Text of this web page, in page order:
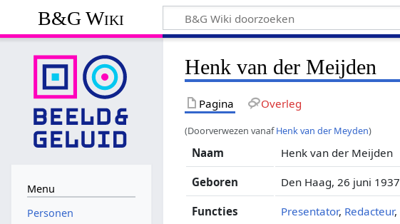
B&G Wiki
Henk van der Meijden
Pagina Overleg
(Doorverwezen vanafHenk van der Meyden)
Naam Henk van der Meijden
Geboren Den Haag, 26 juni 1937
Functies Presentator, Redacteur,
Menu
Personen